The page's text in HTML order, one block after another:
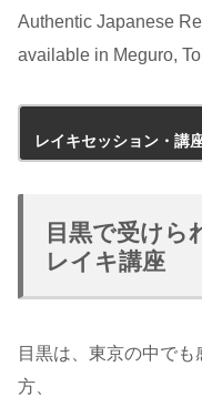
Authentic Japanese
available in Meguro,
レイキセッション・講
目黒で受けら
レイキ講座
目黒は、東京の中で
方、